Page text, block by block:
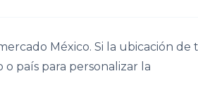
México. Si la ubicación de
país para personalizar la
Qrop®